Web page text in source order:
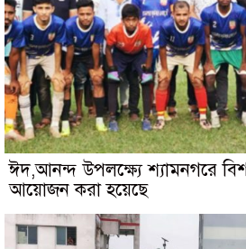
ঈদ,আনন্দ উপলক্ষ্যে শ্যামনগরে
আয়োজন করা হয়েছে